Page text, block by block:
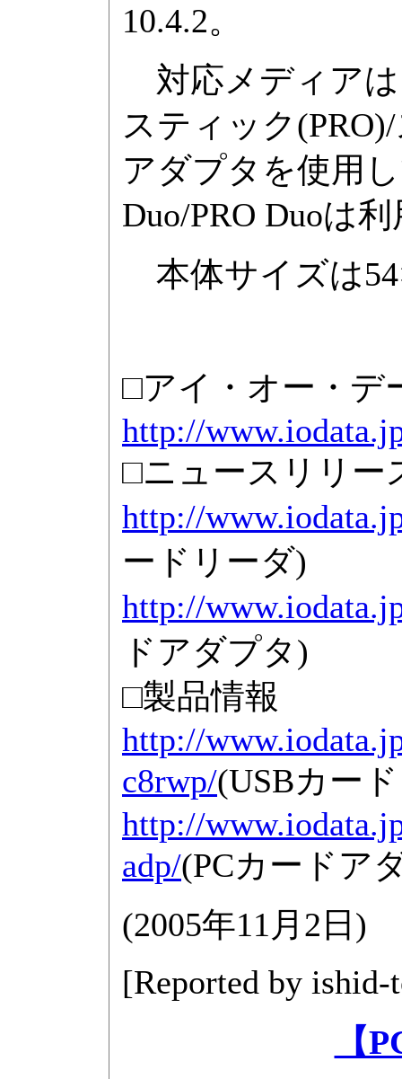
10.4.2。
対応メディアは
スティック
アダプタを使用
Duo/PRO Duoは
本体サイズは
□アイ・オー・デ
http://
□ニュースリリー
http://
ードリーダ)
http://
ドアダプタ)
□製品情報
http://
c8rwp/(USBカー
http://
adp/(PCカードア
(2005年11月2日 )
[Reported by ishid-
【